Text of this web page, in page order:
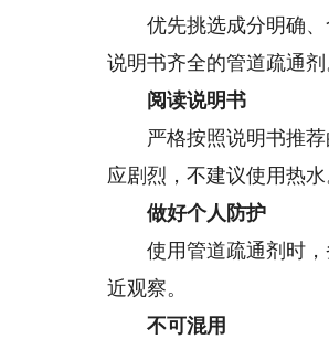
优先挑选成分明确、
说明书齐全的管道疏通剂
阅读说明书
严格按照说明书推荐
应剧烈，不建议使用热水
做好个人防护
使用管道疏通剂时，
近观察。
不可混用